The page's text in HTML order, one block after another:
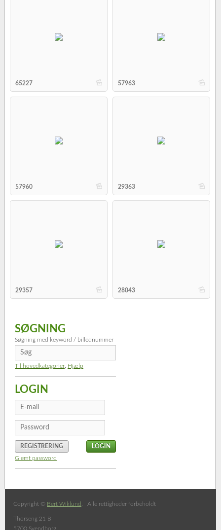
b
65227 b
57963
b
57960 b
29363
b
29357 b
28043
SØGNING
Søgning med keyword / billednummer
Til hovedkategorier Hjælp
LOGIN
REGISTRERING
Glemt password
Copyright © Bert Wiklund . Alle rettigheder forbeholdt
Thorseng 21 B
5700 Svendborg